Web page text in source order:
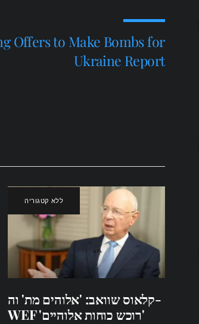
Offers to Make Bombs for
Ukraine Report
ללא קטגוריה
קלאוס שוואב: 'אלוהים מת' וה-
WEF 'רוכש כוחות אלוהיים'